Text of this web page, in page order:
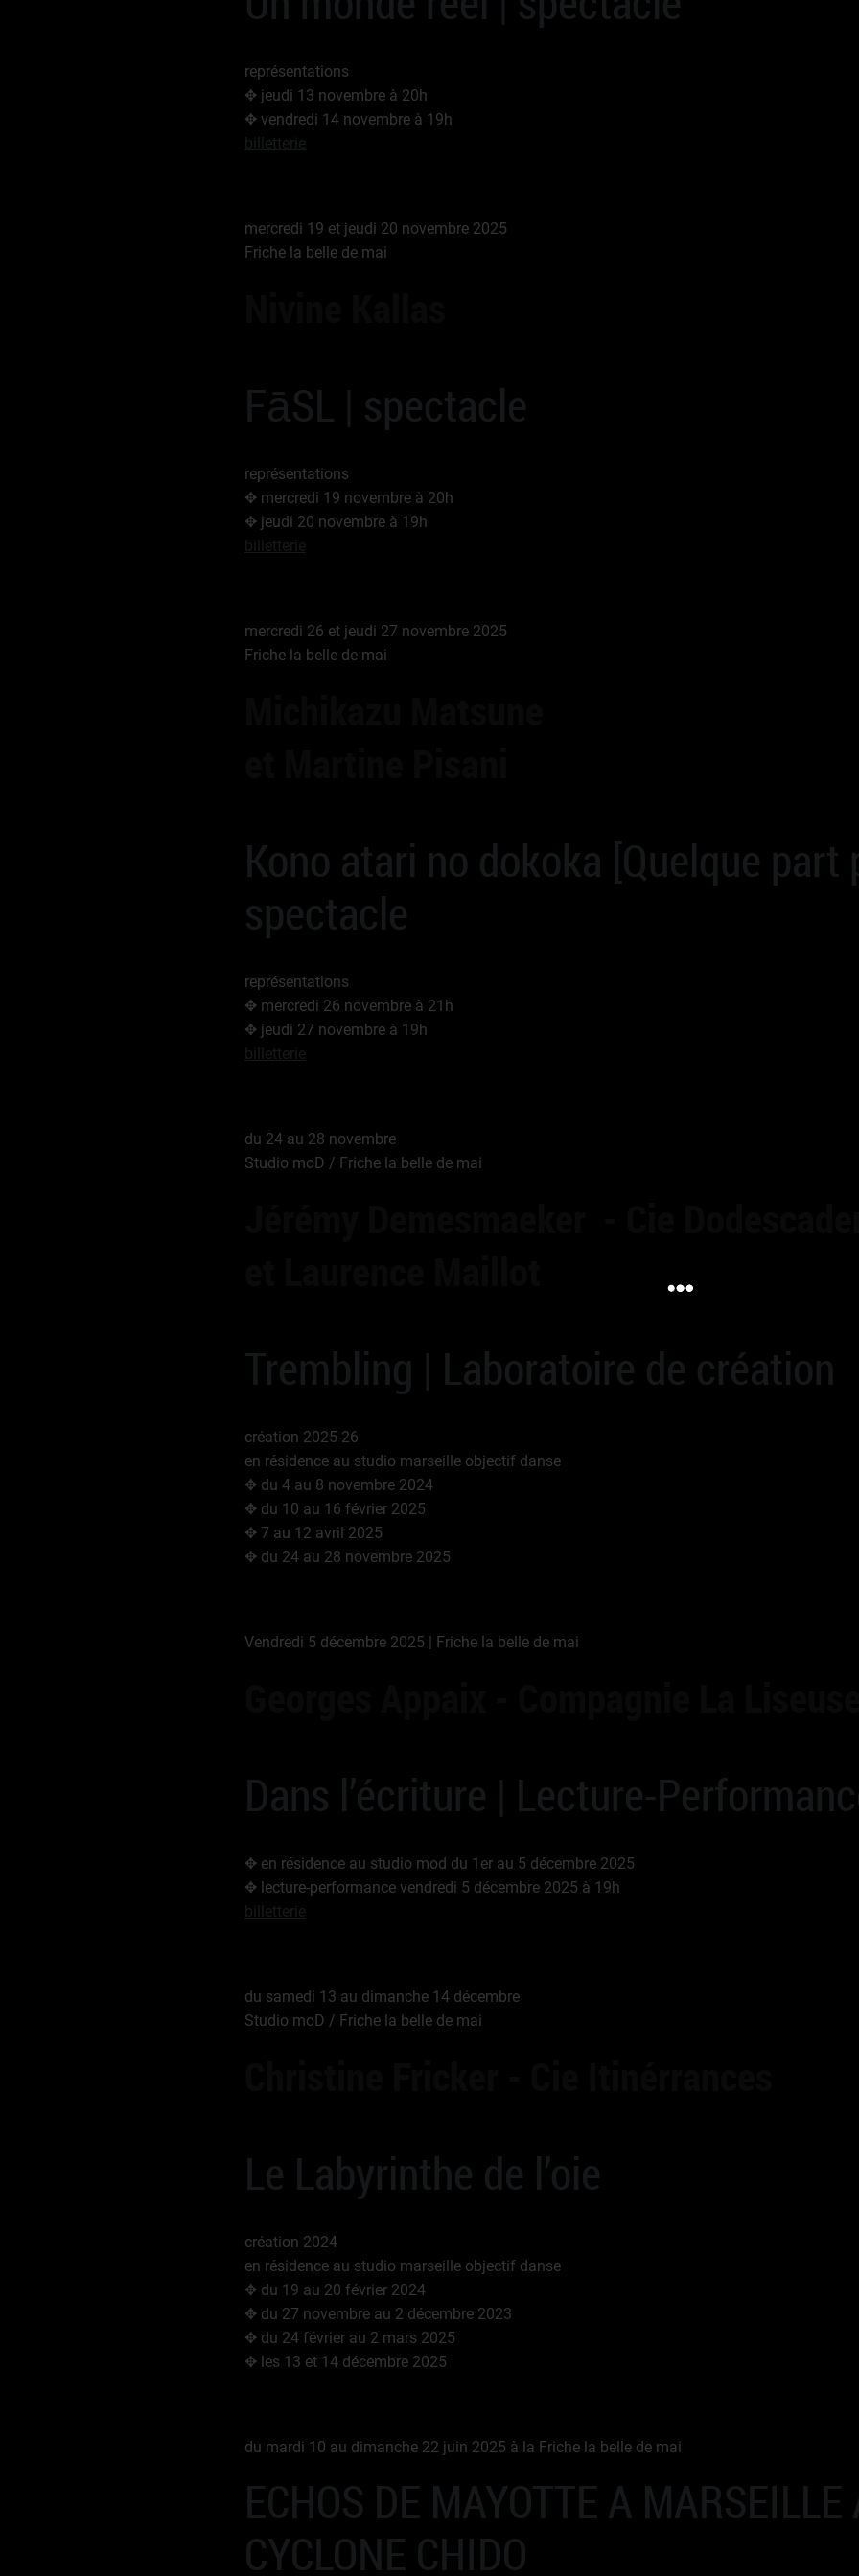
représentations
✥ jeudi 13 novembre à 20h
✥ vendredi 14 novembre à 19h
billetterie
mercredi 19 et jeudi 20 novembre 2025
Friche la belle de mai
FāSL | spectacle
représentations
✥ mercredi 19 novembre à 20h
✥ jeudi 20 novembre à 19h
billetterie
mercredi 26 et jeudi 27 novembre 2025
Friche la belle de mai
Kono atari no dokoka [Quelque part
spectacle
représentations
✥ mercredi 26 novembre à 21h
✥ jeudi 27 novembre à 19h
billetterie
du 24 au 28 novembre
Studio moD / Friche la belle de mai
Trembling | Laboratoire de création
création 2025-26
en résidence au studio marseille objectif danse
✥ du 4 au 8 novembre 2024
✥ du 10 au 16 février 2025
✥ 7 au 12 avril 2025
✥ du 24 au 28 novembre 2025
Vendredi 5 décembre 2025 | Friche la belle de mai
Dans l’écriture | Lecture-
✥ en résidence au studio mod du 1er au 5 décembre 2025
✥ lecture-performance vendredi 5 décembre 2025 à 19h
billetterie
du samedi 13 au dimanche 14 décembre
Studio moD / Friche la belle de mai
Le Labyrinthe de l’oie
création 2024
en résidence au studio marseille objectif danse
✥ du 19 au 20 février 2024
✥ du 27 novembre au 2 décembre 2023
✥ du 24 février au 2 mars 2025
✥ les 13 et 14 décembre 2025
du mardi 10 au dimanche 22 juin 2025 à la Friche la belle de mai
ECHOS DE MAYOTTE A
CYCLONE CHIDO